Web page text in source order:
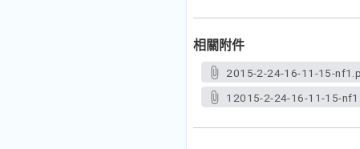
相關附件
2015-2-24-16-11-15-
12015-2-24-16-11-15-